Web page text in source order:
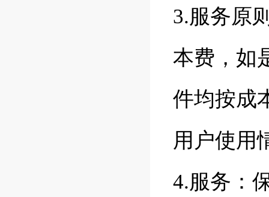
3.服务原
本费，如
件均按成
用户使用
4.服务：